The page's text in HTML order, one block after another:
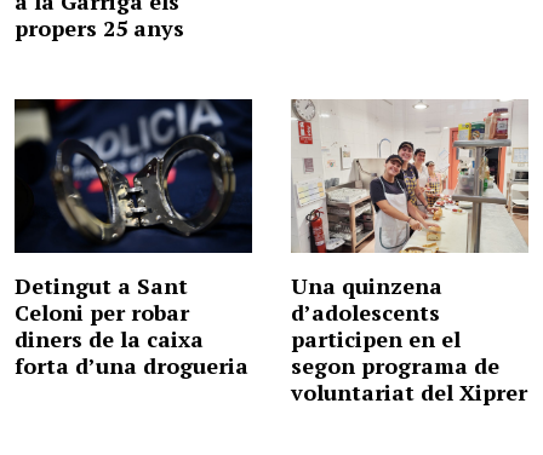
propers 25 anys
Detingut a Sant
Celoni per robar
diners de la caixa
forta d’una drogueria
Una quinzena
d’adolescents
participen en el
segon programa de
voluntariat del Xiprer